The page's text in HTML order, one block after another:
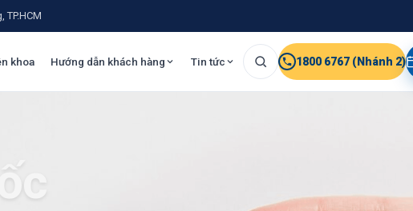
TP.HCM
khoa Hướng dẫn khách hàng Tin tức 1800 6767 (Nhánh 2)